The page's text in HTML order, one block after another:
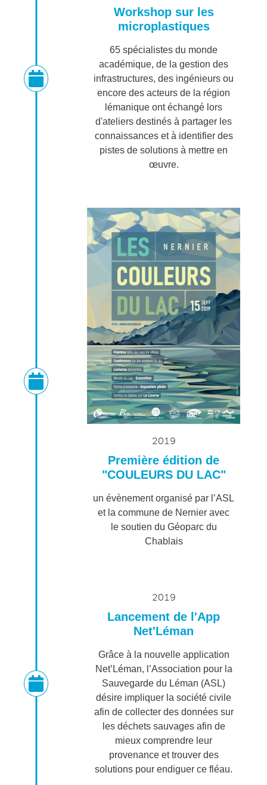
Workshop sur les
microplastiques
65 spécialistes du monde
académique, de la gestion des
infrastructures, des ingénieurs ou
encore des acteurs de la région
lémanique ont échangé lors
d'ateliers destinés à partager les
connaissances et à identifier des
pistes de solutions à mettre en
œuvre.
2019
Première édition de
"COULEURS DU LAC"
un évènement organisé par l’ASL
et la commune de Nernier avec
le soutien du Géoparc du
Chablais
2019
Lancement de l'App
Net'Léman
Grâce à la nouvelle application
Net’Léman, l’Association pour la
Sauvegarde du Léman (ASL)
désire impliquer la société civile
afin de collecter des données sur
les déchets sauvages afin de
mieux comprendre leur
provenance et trouver des
solutions pour endiguer ce fléau.